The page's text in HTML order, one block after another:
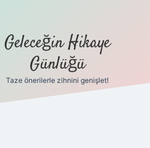
Geleceğin Hikaye
Günlüğü
Taze önerilerle zihnini genişlet!